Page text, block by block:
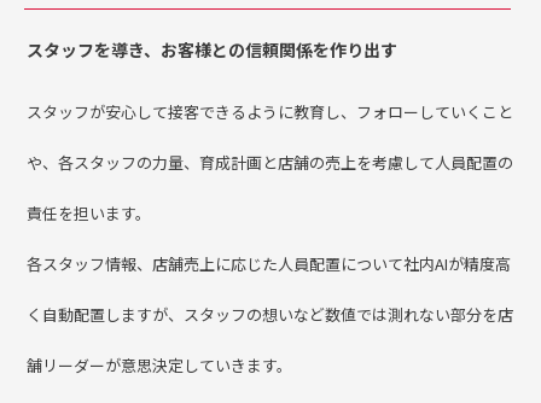
スタッフを導き、お客様との信頼関係を作り出す
スタッフが安心して接客できるように教育し、フォローしていくこと
や、各スタッフの力量、育成計画と店舗の売上を考慮して人員配置の
責任を担います。
各スタッフ情報、店舗売上に応じた人員配置について社内AIが精度高
く自動配置しますが、スタッフの想いなど数値では測れない部分を店
舗リーダーが意思決定していきます。